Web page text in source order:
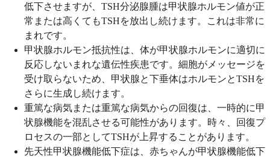
低下させますが、TSH分泌腺腫は甲状腺ホルモン値が正
常または高くてもTSHを放出し続けます。これは非常に
まれです。
甲状腺ホルモン抵抗性は、体が甲状腺ホルモンに適切に
反応しないまれな遺伝性疾患です。細胞がメッセージを
受け取らないため、甲状腺と下垂体はホルモンとTSHを
さらに生成し続けます。
重篤な病気または重篤な病気からの回復は、一時的に甲
状腺機能を混乱させる可能性があります。時々、回復プ
ロセスの一部としてTSHが上昇することがあります。
先天性甲状腺機能低下症は、赤ちゃんが甲状腺機能低下